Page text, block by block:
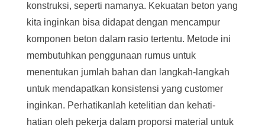
konstruksi, seperti namanya. Kekuatan beton yang
kita inginkan bisa didapat dengan mencampur
komponen beton dalam rasio tertentu. Metode ini
membutuhkan penggunaan rumus untuk
menentukan jumlah bahan dan langkah-langkah
untuk mendapatkan konsistensi yang customer
inginkan. Perhatikanlah ketelitian dan kehati-
hatian oleh pekerja dalam proporsi material untuk